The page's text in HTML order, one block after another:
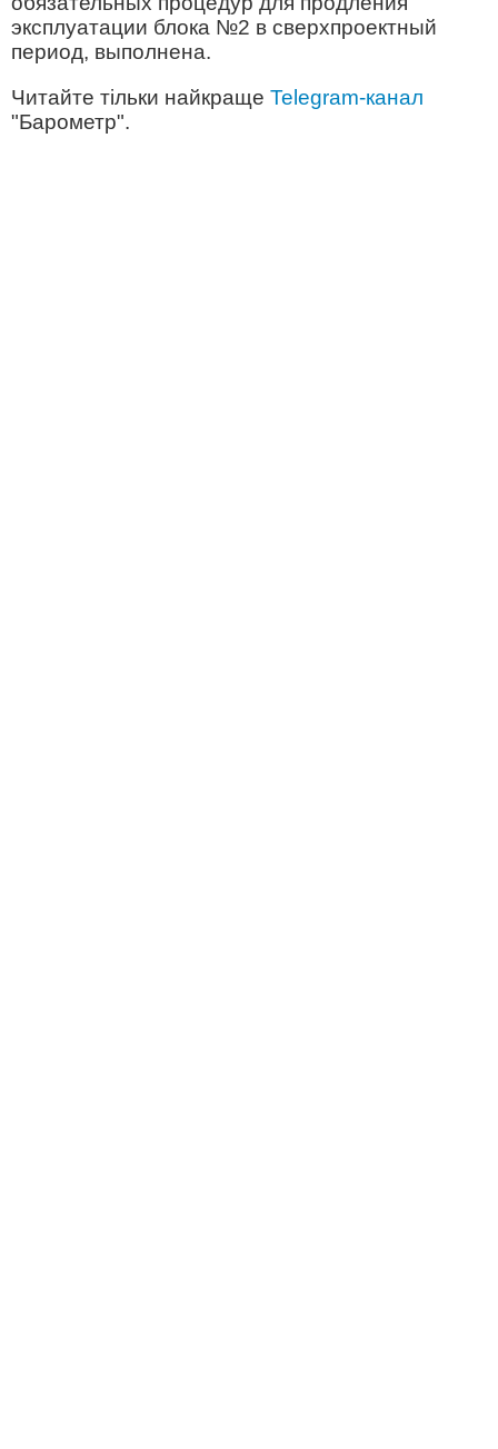
эксплуатации блока №2 в сверхпроектный
период, выполнена.
Читайте тільки найкраще Telegram-канал
"Барометр".